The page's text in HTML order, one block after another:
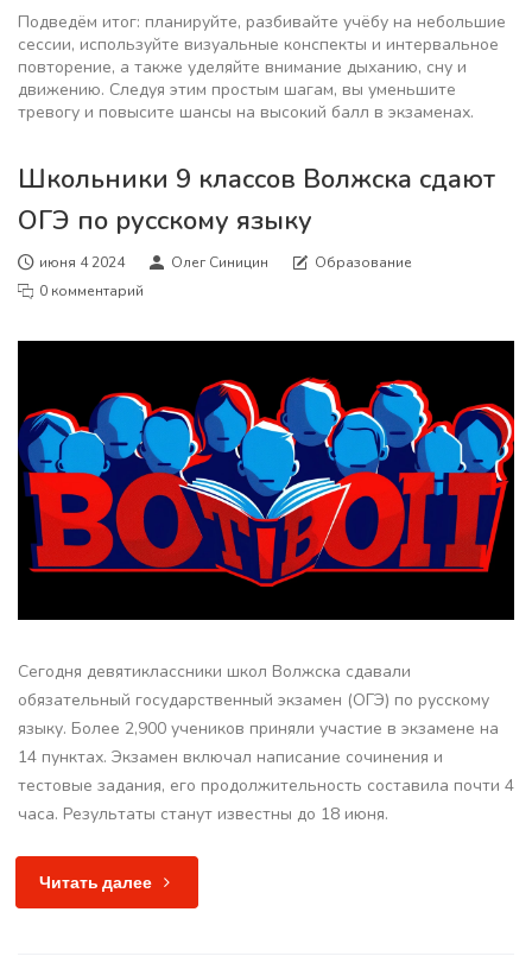
Подведём итог: планируйте, разбивайте учёбу на небольшие
сессии, используйте визуальные конспекты и интервальное
повторение, а также уделяйте внимание дыханию, сну и
движению. Следуя этим простым шагам, вы уменьшите
тревогу и повысите шансы на высокий балл в экзаменах.
Школьники 9 классов Волжска сдают
ОГЭ по русскому языку
июня 4 2024 Олег Синицин
Образование
0 комментарий
Сегодня девятиклассники школ Волжска сдавали
обязательный государственный экзамен (ОГЭ) по русскому
языку. Более 2,900 учеников приняли участие в экзамене на
14 пунктах. Экзамен включал написание сочинения и
тестовые задания, его продолжительность составила почти 4
часа. Результаты станут известны до 18 июня.
Читать далее